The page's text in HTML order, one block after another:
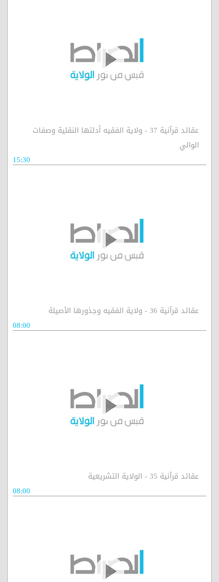
عقائد قرآنية 37 - ولاية الفقيه أدلتها النقلية وصفات
الوالي
15:30
عقائد قرآنية 36 - ولاية الفقيه وجذورها الأصيلة
08:00
عقائد قرآنية 35 - الولاية التشريعية
08:00